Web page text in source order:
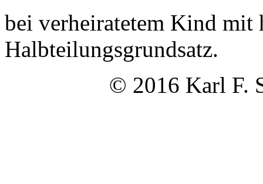
bei verheiratetem Kind mit
Halbteilungsgrundsatz.
© 2016 Karl F.